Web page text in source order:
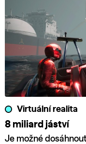
Virtuální realita
8 miliard jáství
Je možné